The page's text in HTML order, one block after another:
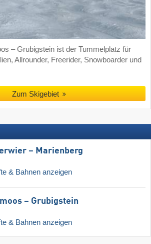
– Grubigstein ist der Tummelplatz für
Allrounder, Freerider, Snowboarder und
Zum Skigebiet
– Marienberg
& Bahnen anzeigen
– Grubigstein
& Bahnen anzeigen